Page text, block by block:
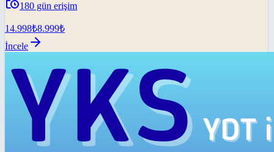
180 gün erişim
14.998₺8.999₺
İncele